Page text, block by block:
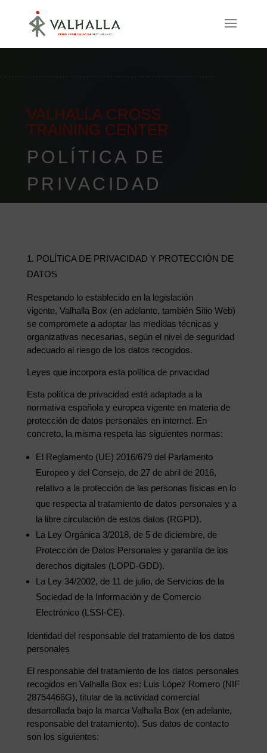
VALHALLA CROSS
TRAINING CENTER
POLÍTICA DE
PRIVACIDAD
POLÍTICA DE PRIVACIDAD Y PROTECCIÓN DE
DATOS
Respetando lo establecido en la legislación
vigente, Valhalla Box (en adelante, también Sitio Web)
se compromete a adoptar las medidas técnicas y
organizativas necesarias, según el nivel de seguridad
adecuado al riesgo de los datos recogidos.
Leyes que incorpora esta política de privacidad
Esta política de privacidad está adaptada a la
normativa española y europea vigente en materia de
protección de datos personales en internet. En
concreto, la misma respeta las siguientes normas:
El Reglamento (UE) 2016/679 del Parlamento
Europeo y del Consejo, de 27 de abril de 2016,
relativo a la protección de las personas físicas en lo
que respecta al tratamiento de datos personales y a
la libre circulación de estos datos (RGPD).
La Ley Orgánica 3/2018, de 5 de diciembre, de
Protección de Datos Personales y garantía de los
derechos digitales (LOPD-GDD).
La Ley 34/2002, de 11 de julio, de Servicios de la
Sociedad de la Información y de Comercio
Electrónico (LSSI-CE).
Identidad del responsable del tratamiento de los datos
personales
El responsable del tratamiento de los datos personales
recogidos en Valhalla Box es: Luis López Romero (NIF
28754466G), titular de la actividad comercial
desarrollada bajo la marca Valhalla Box (en adelante,
responsable del tratamiento). Sus datos de contacto
son los siguientes: